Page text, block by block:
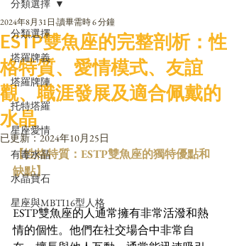
分類選擇
塔羅牌義
塔羅牌陣
托特塔羅
星座愛情
有毒水晶
水晶寶石
星座與MBTI16型人格
分類選擇
ESTP雙魚座的完整剖析：性
格特質、愛情模式、友誼
觀、職涯發展及適合佩戴的
水晶
2024年8月31日 讀畢需時 6 分鐘
已更新：2024年10月25日
【性格特質：ESTP雙魚座的獨特優點和
缺點】
ESTP雙魚座的人通常擁有非常活潑和熱
情的個性。他們在社交場合中非常自